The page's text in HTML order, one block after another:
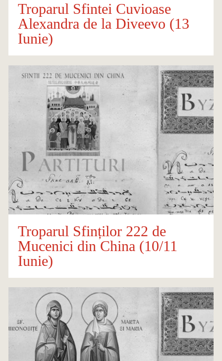
Troparul Sfintei Cuvioase
Alexandra de la Diveevo (13
Iunie)
Troparul Sfinților 222 de
Mucenici din China (10/11
Iunie)